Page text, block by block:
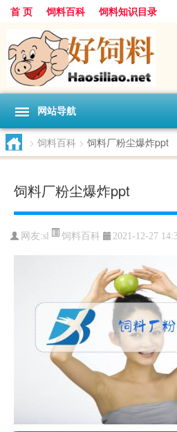
首 页 饲料百科 饲料知识目录
网站导航
> 饲料百科 > 饲料厂粉尘爆炸ppt
饲料厂粉尘爆炸ppt
网友:sl 饲料百科 2021-12-27